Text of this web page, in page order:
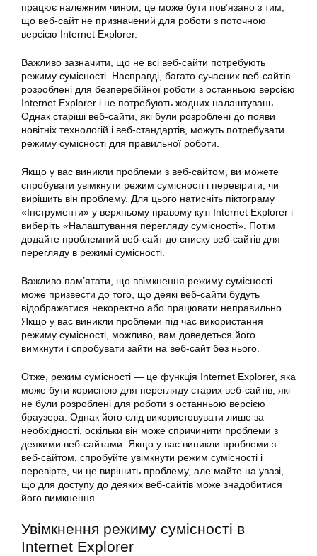
працює належним чином, це може бути пов’язано з тим,
що веб-сайт не призначений для роботи з поточною
версією Internet Explorer.
Важливо зазначити, що не всі веб-сайти потребують
режиму сумісності. Насправді, багато сучасних веб-сайтів
розроблені для безперебійної роботи з останньою версією
Internet Explorer і не потребують жодних налаштувань.
Однак старіші веб-сайти, які були розроблені до появи
новітніх технологій і веб-стандартів, можуть потребувати
режиму сумісності для правильної роботи.
Якщо у вас виникли проблеми з веб-сайтом, ви можете
спробувати увімкнути режим сумісності і перевірити, чи
вирішить він проблему. Для цього натисніть піктограму
«Інструменти» у верхньому правому куті Internet Explorer і
виберіть «Налаштування перегляду сумісності». Потім
додайте проблемний веб-сайт до списку веб-сайтів для
перегляду в режимі сумісності.
Важливо пам’ятати, що ввімкнення режиму сумісності
може призвести до того, що деякі веб-сайти будуть
відображатися некоректно або працювати неправильно.
Якщо у вас виникли проблеми під час використання
режиму сумісності, можливо, вам доведеться його
вимкнути і спробувати зайти на веб-сайт без нього.
Отже, режим сумісності — це функція Internet Explorer, яка
може бути корисною для перегляду старих веб-сайтів, які
не були розроблені для роботи з останньою версією
браузера. Однак його слід використовувати лише за
необхідності, оскільки він може спричинити проблеми з
деякими веб-сайтами. Якщо у вас виникли проблеми з
веб-сайтом, спробуйте увімкнути режим сумісності і
перевірте, чи це вирішить проблему, але майте на увазі,
що для доступу до деяких веб-сайтів може знадобитися
його вимкнення.
Увімкнення режиму сумісності в
Internet Explorer